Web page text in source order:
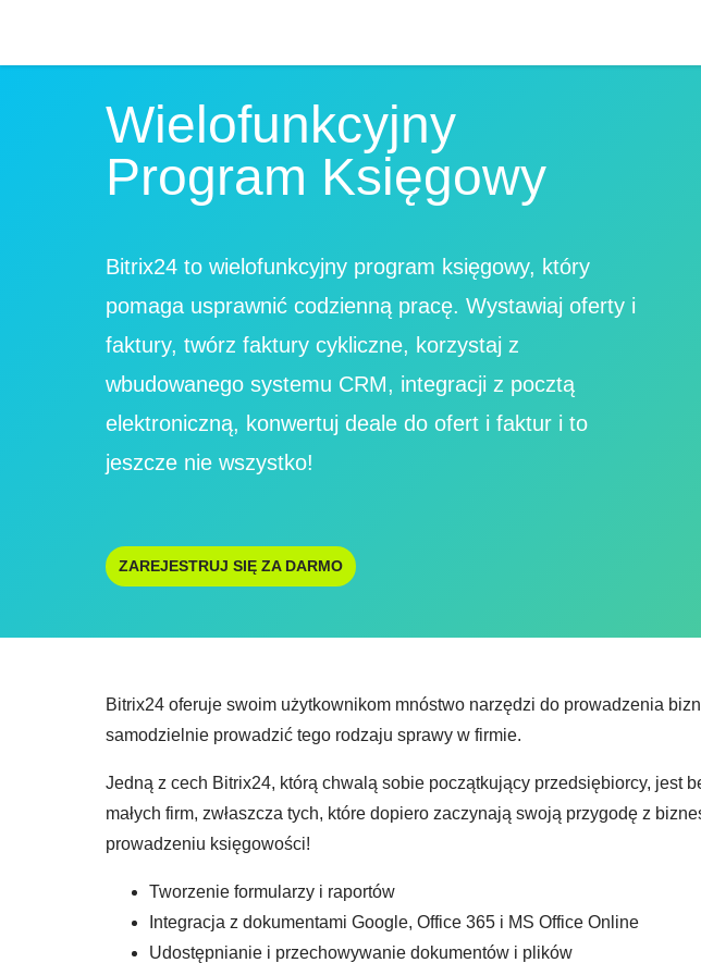
Wielofunkcyjny
Program Księgowy
Bitrix24 to wielofunkcyjny program księgowy, który
pomaga usprawnić codzienną pracę. Wystawiaj oferty i
faktury, twórz faktury cykliczne, korzystaj z
wbudowanego systemu CRM, integracji z pocztą
elektroniczną, konwertuj deale do ofert i faktur i to
jeszcze nie wszystko!
ZAREJESTRUJ SIĘ ZA DARMO
Bitrix24 oferuje swoim użytkownikom mnóstwo narzędzi do prowadzenia
samodzielnie prowadzić tego rodzaju sprawy w firmie.
Jedną z cech Bitrix24, którą chwalą sobie początkujący przedsiębiorcy, jest
małych firm, zwłaszcza tych, które dopiero zaczynają swoją przygodę z
prowadzeniu księgowości!
Tworzenie formularzy i raportów
Integracja z dokumentami Google, Office 365 i MS Office Online
Udostępnianie i przechowywanie dokumentów i plików